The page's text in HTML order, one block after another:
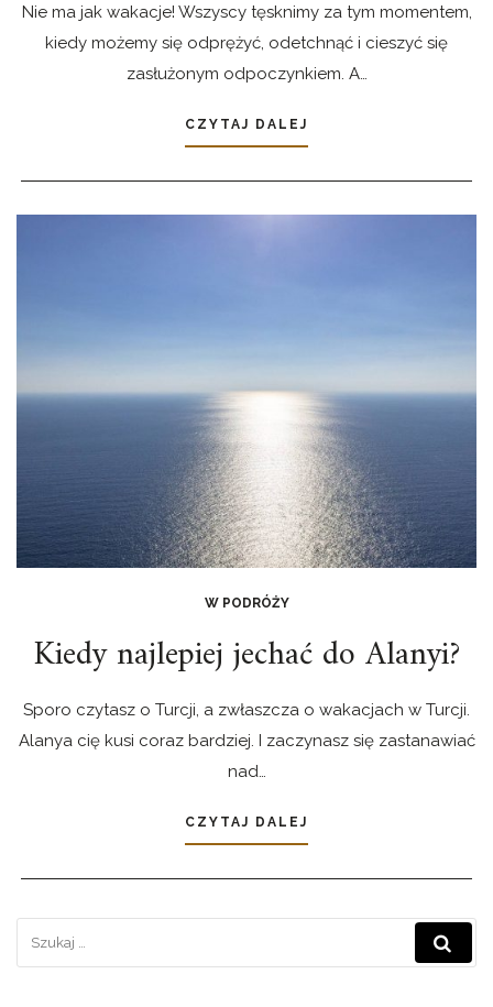
Nie ma jak wakacje! Wszyscy tęsknimy za tym momentem,
kiedy możemy się odprężyć, odetchnąć i cieszyć się
zasłużonym odpoczynkiem. A…
CZYTAJ DALEJ
W PODRÓŻY
Kiedy najlepiej jechać do Alanyi?
Sporo czytasz o Turcji, a zwłaszcza o wakacjach w Turcji.
Alanya cię kusi coraz bardziej. I zaczynasz się zastanawiać
nad…
CZYTAJ DALEJ